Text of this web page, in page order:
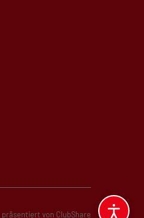
präsentiert von ClubShare